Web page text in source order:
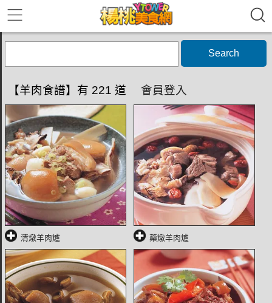
Search
【羊肉食譜】有 221 道 會員登入
清燉羊肉爐 藥燉羊肉爐